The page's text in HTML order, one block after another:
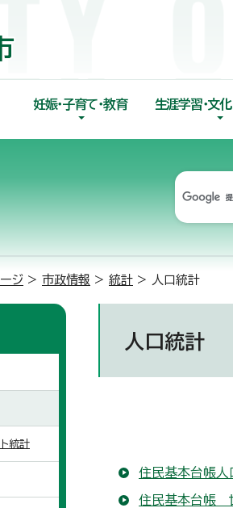
妊娠・子育て・教育 生涯学習・文化
ジ > 市政情報 > 統計 > 人口統計
人口統計
住民基本台帳人
住民基本台帳 世
統計